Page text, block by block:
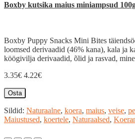
Boxby kutsika maius miniampsud
Boxby Puppy Snacks Mini Bites
loomsed derivaadid (46% kana), kala ja
köögivilja derivaadid, õlid ja rasvad,
3.35€ 4.22€
Osta
Sildid: Naturaalne, koera, maius, veise,
Maiustused, koertele, Naturaalsed,